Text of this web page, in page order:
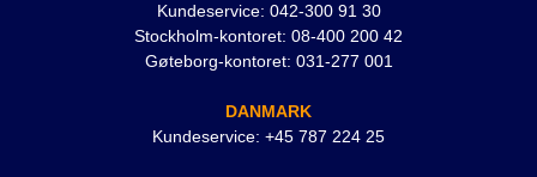
Kundeservice: 042-300 91 30
Stockholm-kontoret: 08-400 200 42
Gøteborg-kontoret: 031-277 001
DANMARK
Kundeservice: +45 787 224 25